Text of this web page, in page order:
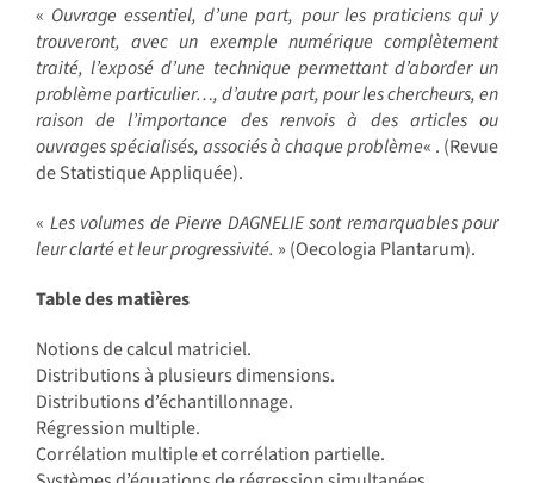
« Ouvrage essentiel, d’une part, pour les praticiens qui y
trouveront, avec un exemple numérique complètement
traité, l’exposé d’une technique permettant d’aborder un
problème particulier…, d’autre part, pour les chercheurs, en
raison de l’importance des renvois à des articles ou
ouvrages spécialisés, associés à chaque problème« . (Revue
de Statistique Appliquée).
« Les volumes de Pierre DAGNELIE sont remarquables pour
leur clarté et leur progressivité. » (Oecologia Plantarum).
Table des matières
Notions de calcul matriciel.
Distributions à plusieurs dimensions.
Distributions d’échantillonnage.
Régression multiple.
Corrélation multiple et corrélation partielle.